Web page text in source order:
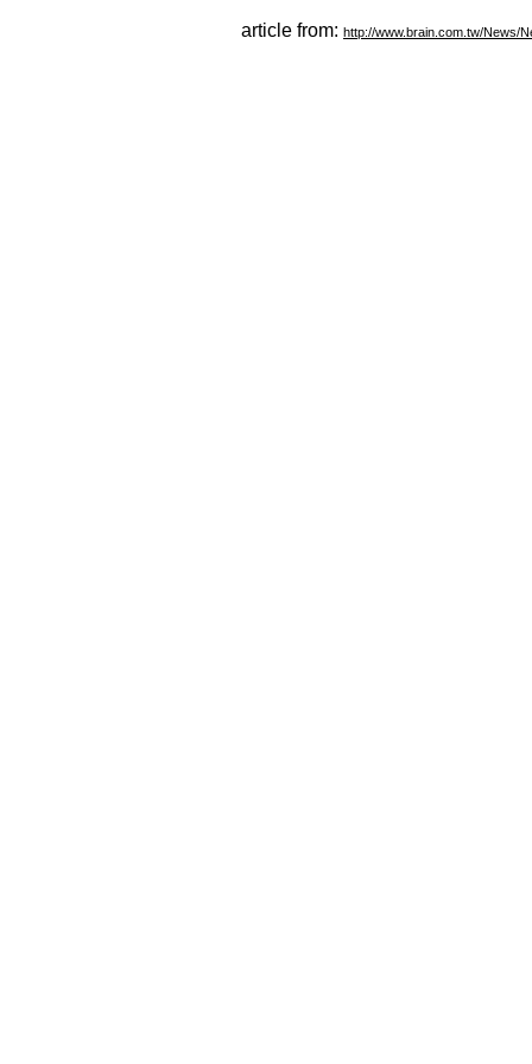
article from: http://www.brain.com.tw/News/